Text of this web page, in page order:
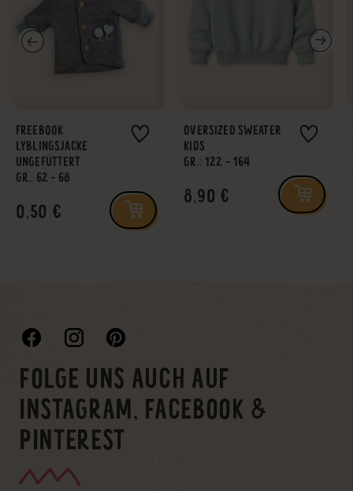
FREEBOOK
LYBLINGSJACKE
UNGEFÜTTERT
GR.: 62 - 68
0,50 €
OVERSIZED SWEATER
KIDS
GR.: 122 - 164
8,90 €
FOLGE UNS AUCH AUF
INSTAGRAM, FACEBOOK &
PINTEREST